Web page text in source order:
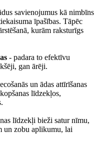
savienojumus kā nimbīns
īpašības. Tāpēc
kurām raksturīgs
- padara to efektīvu
gan ārēji.
un ādas attīrīšanas
līdzekļos,
līdzekļi bieži satur nīmu,
un zobu aplikumu, lai